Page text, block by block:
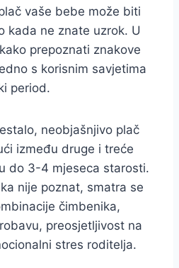
vaše bebe može biti
kada ne znate uzrok. U
prepoznati znakove
s korisnim savjetima
period.
neobjašnjivo plač
između druge i treće
do 3-4 mjeseca starosti.
nije poznat, smatra se
čimbenika,
preosjetljivost na
stres roditelja.